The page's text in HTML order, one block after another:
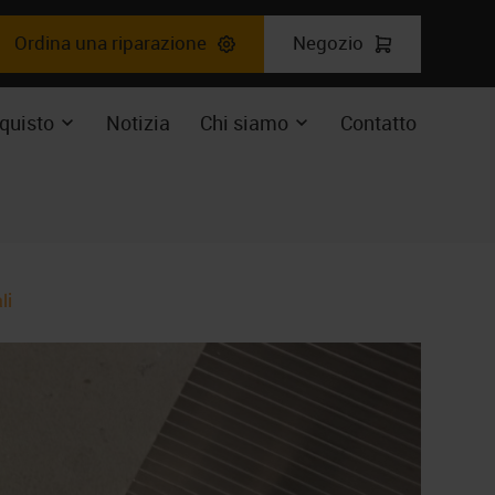
Ordina una riparazione Negozio
Expand
Notizia Chi siamo Espandere
Contatto